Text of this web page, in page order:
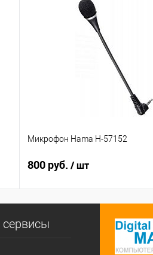
Микрофон Hama H-57152
800 руб. / шт